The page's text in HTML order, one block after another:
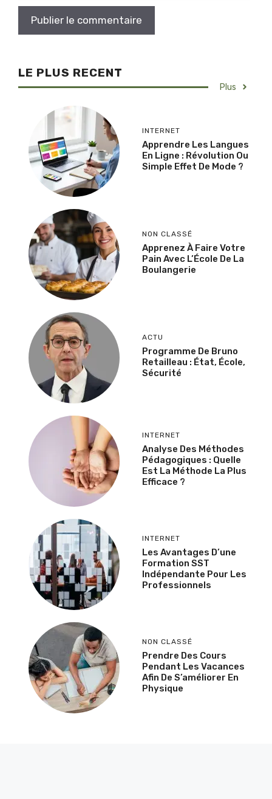
LE PLUS RECENT
Plus
INTERNET
Apprendre Les Langues
En Ligne : Révolution Ou
Simple Effet De Mode ?
NON CLASSÉ
Apprenez À Faire Votre
Pain Avec L’École De La
Boulangerie
ACTU
Programme De Bruno
Retailleau : État, École,
Sécurité
INTERNET
Analyse Des Méthodes
Pédagogiques : Quelle
Est La Méthode La Plus
Efficace ?
INTERNET
Les Avantages D’une
Formation SST
Indépendante Pour Les
Professionnels
NON CLASSÉ
Prendre Des Cours
Pendant Les Vacances
Afin De S’améliorer En
Physique